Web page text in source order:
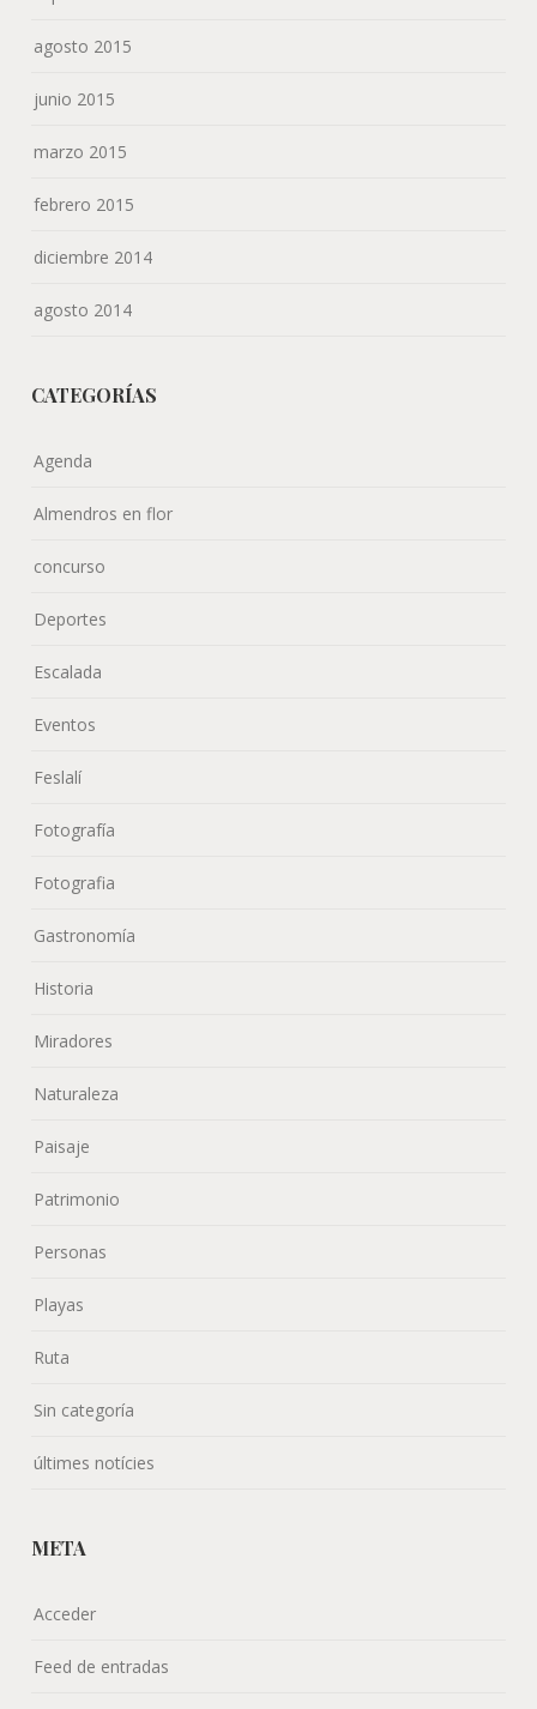
agosto 2015
junio 2015
marzo 2015
febrero 2015
diciembre 2014
agosto 2014
CATEGORÍAS
Agenda
Almendros en flor
concurso
Deportes
Escalada
Eventos
Feslalí
Fotografía
Fotografia
Gastronomía
Historia
Miradores
Naturaleza
Paisaje
Patrimonio
Personas
Playas
Ruta
Sin categoría
últimes notícies
META
Acceder
Feed de entradas